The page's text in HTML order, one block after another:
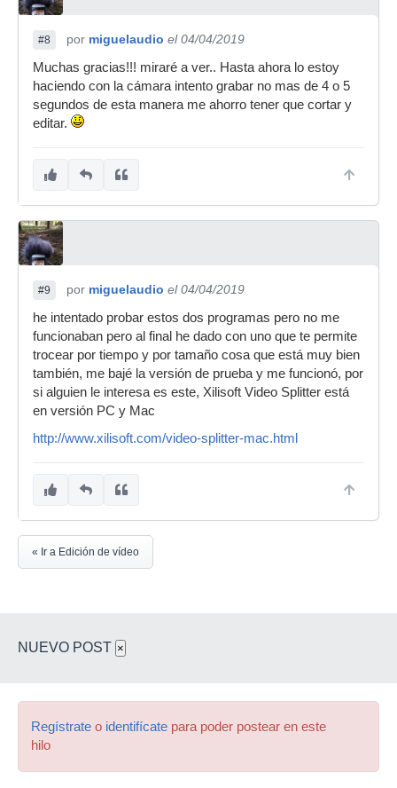
#8 por miguelaudio el 04/04/2019
Muchas gracias!!! miraré a ver.. Hasta ahora lo estoy
haciendo con la cámara intento grabar no mas de 4 o 5
segundos de esta manera me ahorro tener que cortar y
editar.
#9 por miguelaudio el 04/04/2019
he intentado probar estos dos programas pero no me
funcionaban pero al final he dado con uno que te permite
trocear por tiempo y por tamaño cosa que está muy bien
también, me bajé la versión de prueba y me funcionó, por
si alguien le interesa es este, Xilisoft Video Splitter está
en versión PC y Mac
http://www.xilisoft.com/video-splitter-mac.html
« Ir a Edición de vídeo
NUEVO POST ×
Regístrate o identifícate para poder postear en este
hilo